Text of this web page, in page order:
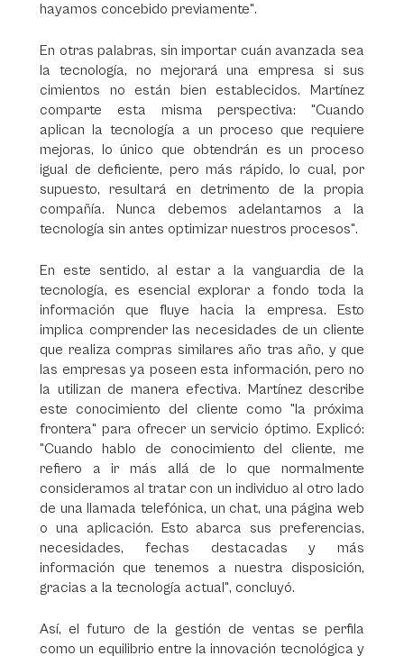
hayamos concebido previamente".
En otras palabras, sin importar cuán avanzada sea
la tecnología, no mejorará una empresa si sus
cimientos no están bien establecidos. Martínez
comparte esta misma perspectiva: "Cuando
aplican la tecnología a un proceso que requiere
mejoras, lo único que obtendrán es un proceso
igual de deficiente, pero más rápido, lo cual, por
supuesto, resultará en detrimento de la propia
compañía. Nunca debemos adelantarnos a la
tecnología sin antes optimizar nuestros procesos".
En este sentido, al estar a la vanguardia de la
tecnología, es esencial explorar a fondo toda la
información que fluye hacia la empresa. Esto
implica comprender las necesidades de un cliente
que realiza compras similares año tras año, y que
las empresas ya poseen esta información, pero no
la utilizan de manera efectiva. Martínez describe
este conocimiento del cliente como "la próxima
frontera" para ofrecer un servicio óptimo. Explicó:
"Cuando hablo de conocimiento del cliente, me
refiero a ir más allá de lo que normalmente
consideramos al tratar con un individuo al otro lado
de una llamada telefónica, un chat, una página web
o una aplicación. Esto abarca sus preferencias,
necesidades, fechas destacadas y más
información que tenemos a nuestra disposición,
gracias a la tecnología actual", concluyó.
Así, el futuro de la gestión de ventas se perfila
como un equilibrio entre la innovación tecnológica y